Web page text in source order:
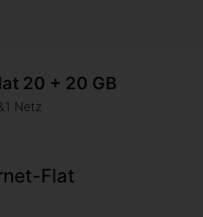
20 + 20 GB
Netz
Flat